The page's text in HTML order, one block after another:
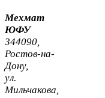
Мехмат
ЮФУ
344090,
Ростов-​на-​
Дону,
ул.
Мильчакова,